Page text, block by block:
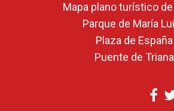
Mapa plano turístico
Parque de María
Plaza de España
Puente de Triana